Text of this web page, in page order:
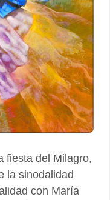
fiesta del Milagro,
la sinodalidad
con María